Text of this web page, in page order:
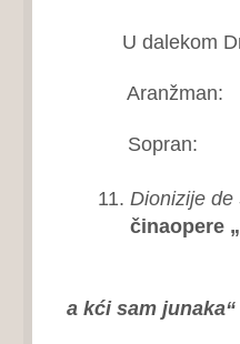
U dalekom
činaopere
a kći sam junaka“